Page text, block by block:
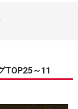
TOP25～11